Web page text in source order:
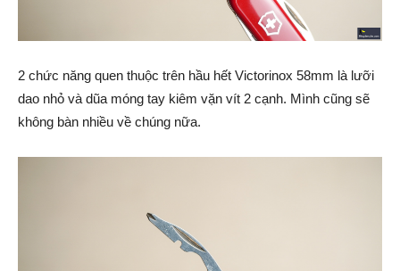
2 chức năng quen thuộc trên hầu hết Victorinox 58mm là lưỡi
dao nhỏ và dũa móng tay kiêm vặn vít 2 cạnh. Mình cũng sẽ
không bàn nhiều về chúng nữa.